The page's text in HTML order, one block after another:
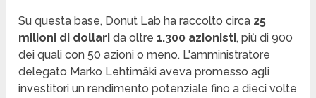
Su questa base, Donut Lab ha raccolto circa 25
milioni di dollari da oltre1.300 azionisti, più di 900
dei quali con 50 azioni o meno. L'amministratore
delegato Marko Lehtimäki aveva promesso agli
investitori un rendimento potenziale fino a dieci volte